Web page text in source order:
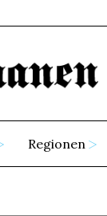
Regionen